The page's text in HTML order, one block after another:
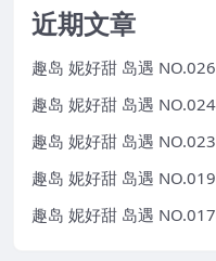
近期文章
趣岛 妮好甜 岛遇
趣岛 妮好甜 岛遇
趣岛 妮好甜 岛遇
趣岛 妮好甜 岛遇
趣岛 妮好甜 岛遇